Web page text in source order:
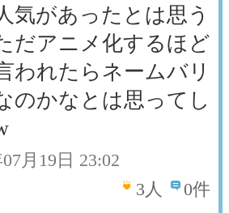
気があったとは思う
だアニメ化するほど
われたらネームバリ
のかなとは思ってし
月19日 23:02
3人 0件